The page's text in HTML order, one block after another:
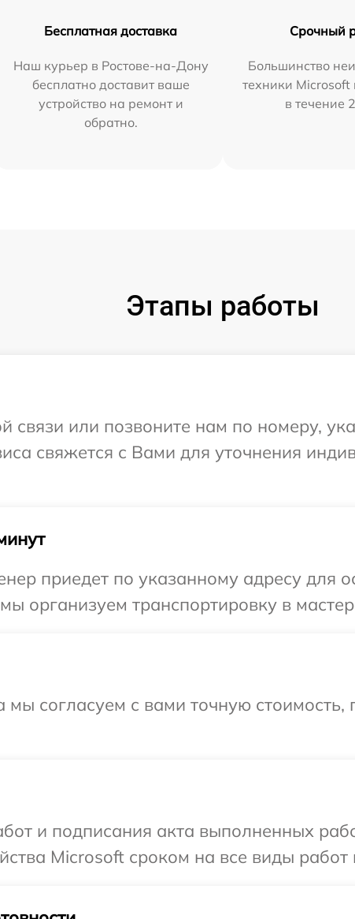
Бесплатная доставка
Наш курьер в Ростове-на-Дону
бесплатно доставит ваше
устройство на ремонт и
обратно.
Срочный
Большинство
техники
в течение
Этапы работы
связи или позвоните нам по номеру,
свяжется с Вами для уточнения
приедет по указанному адресу для
организуем транспортировку в
мы согласуем с вами точную
и подписания акта выполненных
Microsoft сроком на все виды работ